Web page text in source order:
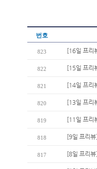
번호
823 [16일 프리
822 [15일 프리
821 [14일 프리
820 [13일 프리
819 [11일 프리
818 [9일 프리
817 [8일 프리